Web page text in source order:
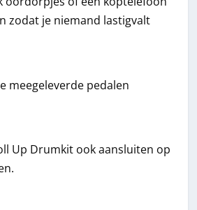
zodat je niemand lastigvalt
meegeleverde pedalen
Up Drumkit ook aansluiten op